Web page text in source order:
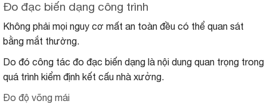
Đo đạc biến dạng công trình
Không phải mọi nguy cơ mất an toàn đều có thể quan sát
bằng mắt thường.
Do đó công tác đo đạc biến dạng là nội dung quan trọng trong
quá trình kiểm định kết cấu nhà xưởng.
Đo độ võng mái